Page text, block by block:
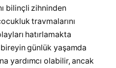
bilinçli zihninden
travmalarını
hatırlamakta
günlük yaşamda
yardımcı olabilir, ancak